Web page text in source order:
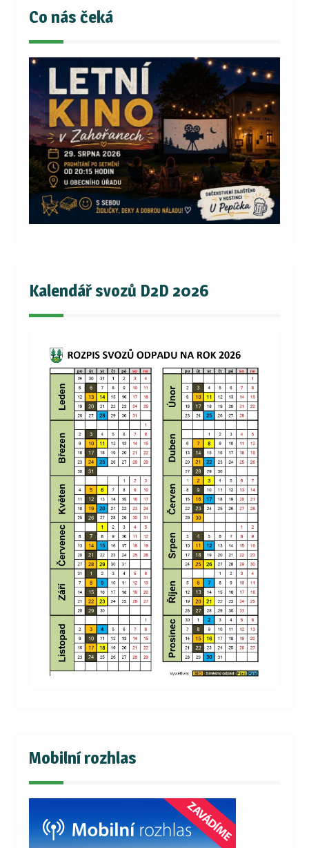
Co nás čeká
Kalendář svozů D2D 2026
Mobilní rozhlas